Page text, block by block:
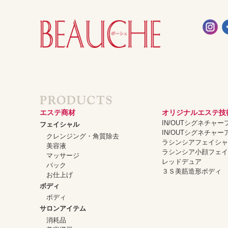
エステ商材
フェイシャル
クレンジング・角質除去
美容液
マッサージ
パック
お仕上げ
ボディ
ボディ
サロンアイテム
消耗品
オリジナルエステ技
IN/OUTシグネチャー
IN/OUTシグネチャー
ラシンシアフェイシ
ラシンシア小顔フェ
レッドデュア
３Ｓ美筋造形ボディ